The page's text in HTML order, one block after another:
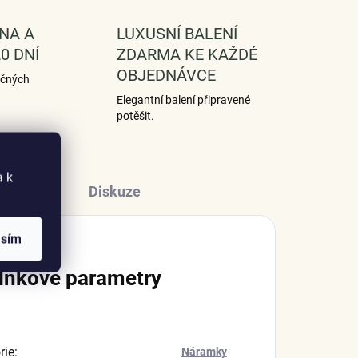
k
A
DNÍ
LUXUSNÍ BALENÍ
ZDARMA KE KAŽDÉ
OBJEDNÁVCE
Elegantní balení připravené
potěšit.
Diskuze
parametry
: Náramky